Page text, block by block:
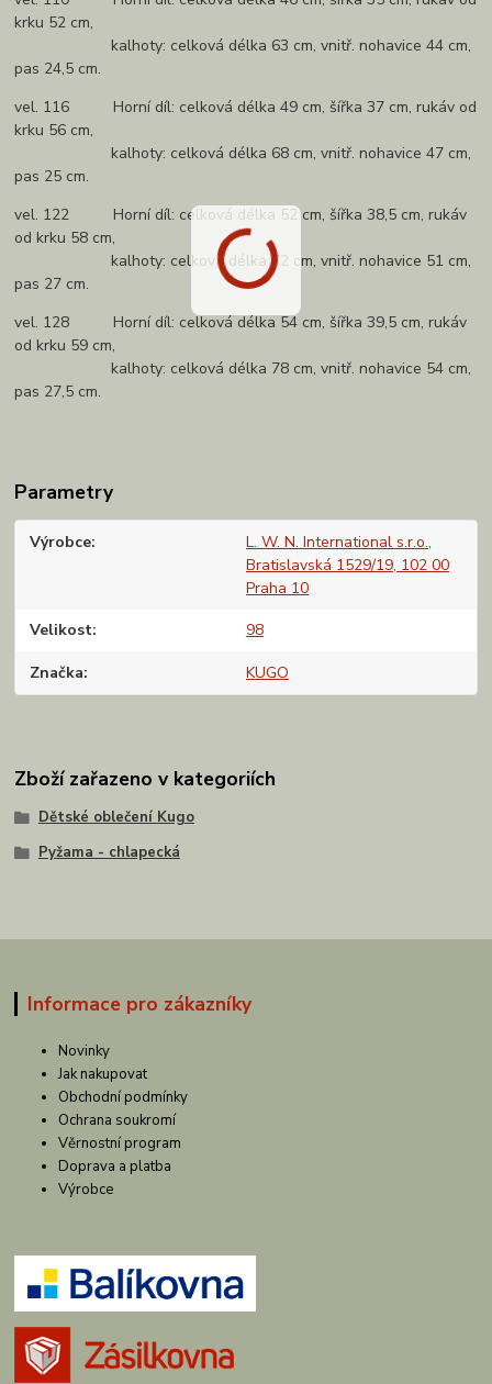
krku 52 cm,
kalhoty: celková délka 63 cm, vnitř. nohavice 44 cm,
pas 24,5 cm.
vel. 116 Horní díl: celková délka 49 cm, šířka 37 cm, rukáv od
krku 56 cm,
kalhoty: celková délka 68 cm, vnitř. nohavice 47 cm,
pas 25 cm.
vel. 122 Horní díl: celková délka 52 cm, šířka 38,5 cm, rukáv
od krku 58 cm,
kalhoty: celková délka 72 cm, vnitř. nohavice 51 cm,
pas 27 cm.
vel. 128 Horní díl: celková délka 54 cm, šířka 39,5 cm, rukáv
od krku 59 cm,
kalhoty: celková délka 78 cm, vnitř. nohavice 54 cm,
pas 27,5 cm.
Parametry
Výrobce
L. W. N. International s.r.o.,
Bratislavská 1529/19, 102 00
Praha 10
Velikost 98
Značka KUGO
Zboží zařazeno v kategoriích
Dětské oblečení Kugo
Pyžama - chlapecká
Informace pro zákazníky
Novinky
Jak nakupovat
Obchodní podmínky
Ochrana soukromí
Věrnostní program
Doprava a platba
Výrobce